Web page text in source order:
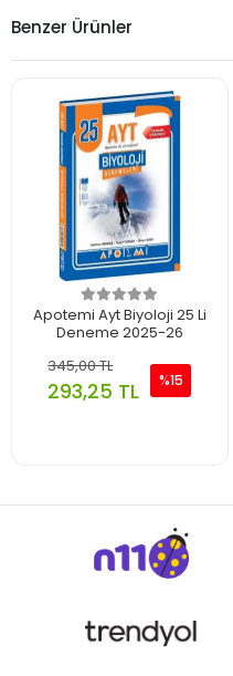
Benzer Ürünler
Apotemi Ayt Biyoloji 25 Li
Deneme 2025-26
345,00 TL
293,25 TL %15